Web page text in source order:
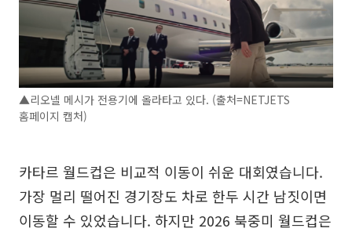
▲리오넬 메시가 전용기에 올라타고 있다. (출처=NETJETS
홈페이지 캡처)
카타르 월드컵은 비교적 이동이 쉬운 대회였습니다.
가장 멀리 떨어진 경기장도 차로 한두 시간 남짓이면
이동할 수 있었습니다. 하지만 2026 북중미 월드컵은